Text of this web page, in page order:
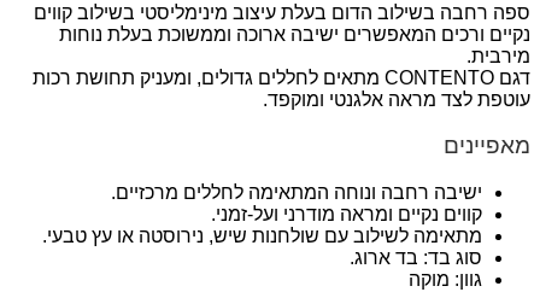
ספה רחבה בשילוב הדום בעלת עיצוב מינימליסטי בשילוב קווים
נקיים ורכים המאפשרים ישיבה ארוכה וממשוכת בעלת נוחות
מירבית.
דגם CONTENTO מתאים לחללים גדולים, ומעניק תחושת רכות
עוטפת לצד מראה אלגנטי ומוקפד.
מאפיינים
ישיבה רחבה ונוחה המתאימה לחללים מרכזיים.
קווים נקיים ומראה מודרני ועל-זמני.
מתאימה לשילוב עם שולחנות שיש, נירוסטה או עץ טבעי.
סוג בד: בד ארוג.
גוון: מוקה